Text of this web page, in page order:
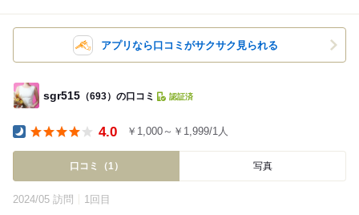
アプリなら口コミがサクサク見られる
sgr515 （693）の口コミ 認証済
4.0 ￥1,000～￥1,999/1人
口コミ（1） 写真
2024/05 訪問 1回目